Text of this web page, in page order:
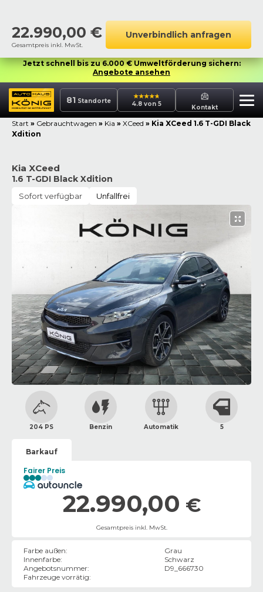
22.990,00 €
Gesamtpreis inkl. MwSt.
Unverbindlich anfragen
Jetzt schnell bis zu 6.000 € Umweltförderung sichern:
Angebote ansehen
81 Standorte 4.8 von 5 Kontakt
Start » Gebrauchtwagen » Kia » XCeed » Kia XCeed 1.6 T-GDI Black
Xdition
Kia XCeed
1.6 T-GDI Black Xdition
Sofort verfügbar Unfallfrei
204 PS Benzin Automatik 5
Barkauf
Fairer Preis
22.990,00 €
Gesamtpreis inkl. MwSt.
Farbe außen:
Grau
Innenfarbe:
Schwarz
Angebotsnummer:
D9_666730
Fahrzeuge vorrätig: